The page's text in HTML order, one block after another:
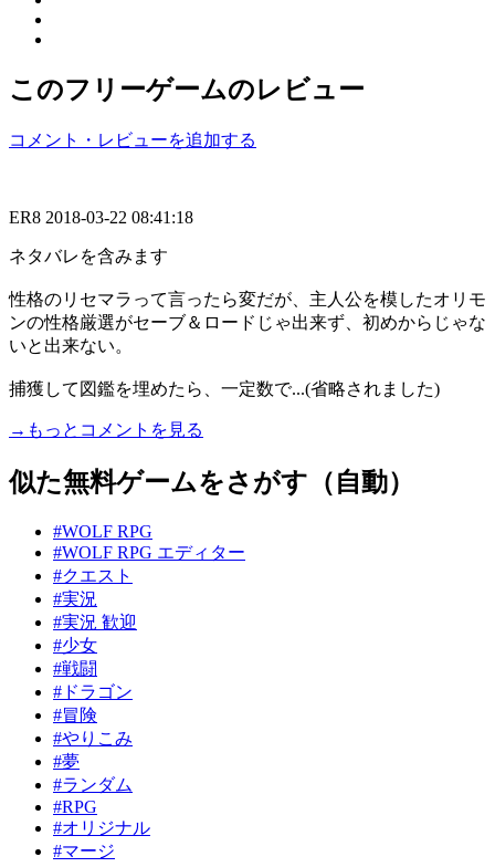
このフリーゲームのレビュー
コメント・レビューを追加する
ER8 2018-03-22 08:41:18
ネタバレを含みます
性格のリセマラって言ったら変だが、主人公を模したオリモ
ンの性格厳選がセーブ＆ロードじゃ出来ず、初めからじゃな
いと出来ない。
捕獲して図鑑を埋めたら、一定数で...(省略されました)
→もっとコメントを見る
似た無料ゲームをさがす（自動）
#WOLF RPG
#WOLF RPG エディター
#クエスト
#実況
#実況 歓迎
#少女
#戦闘
#ドラゴン
#冒険
#やりこみ
#夢
#ランダム
#RPG
#オリジナル
#マージ